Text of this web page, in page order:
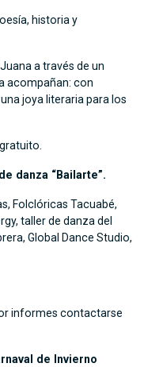
historia y
a través de un
acompañan: con
joya literaria para los
danza “Bailarte”.
Folclóricas Tacuabé,
taller de danza del
Global Dance Studio,
informes contactarse
de Invierno